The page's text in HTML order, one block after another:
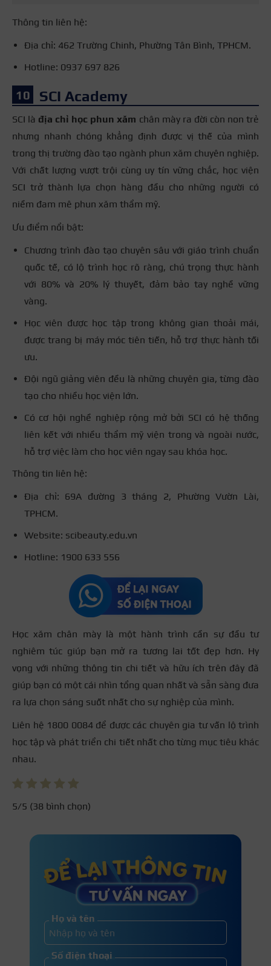
Thông tin liên hệ:
Địa chỉ: 462 Trường Chinh, Phường Tân Bình, TPHCM.
Hotline: 0937 697 826
SCI Academy
SCI là địa chỉ học phun xăm chân mày ra đời còn non trẻ
nhưng nhanh chóng khẳng định được vị thế của mình
trong thị trường đào tạo ngành phun xăm chuyên nghiệp.
Với chất lượng vượt trội cùng uy tín vững chắc, học viện
SCI trở thành lựa chọn hàng đầu cho những người có
niềm đam mê phun xăm thẩm mỹ.
Ưu điểm nổi bật:
Chương trình đào tạo chuyên sâu với giáo trình chuẩn
quốc tế, có lộ trình học rõ ràng, chú trọng thực hành
với 80% và 20% lý thuyết, đảm bảo tay nghề vững
vàng.
Học viên được học tập trong không gian thoải mái,
được trang bị máy móc tiên tiến, hỗ trợ thực hành tối
ưu.
Đội ngũ giảng viên đều là những chuyên gia, từng đào
tạo cho nhiều học viện lớn.
Có cơ hội nghề nghiệp rộng mở bởi SCI có hệ thống
liên kết với nhiều thẩm mỹ viện trong và ngoài nước,
hỗ trợ việc làm cho học viên ngay sau khóa học.
Thông tin liên hệ:
Địa chỉ: 69A đường 3 tháng 2, Phường Vườn Lài,
TPHCM.
Website: scibeauty.edu.vn
Hotline: 1900 633 556
Học xăm chân mày là một hành trình cần sự đầu tư
nghiêm túc giúp bạn mở ra tương lai tốt đẹp hơn. Hy
vọng với những thông tin chi tiết và hữu ích trên đây đã
giúp bạn có một cái nhìn tổng quan nhất và sẵn sàng đưa
ra lựa chọn sáng suốt nhất cho sự nghiệp của mình.
Liên hệ 1800 0084 để được các chuyên gia tư vấn lộ trình
học tập và phát triển chi tiết nhất cho từng mục tiêu khác
nhau.
5/5 (38 bình chọn)
Họ và tên
Số điện thoại